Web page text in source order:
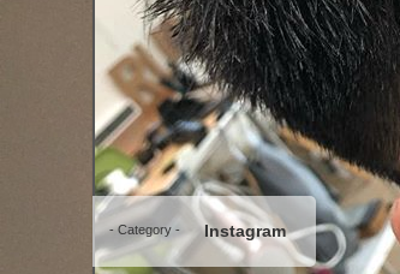
- Category - Instagram